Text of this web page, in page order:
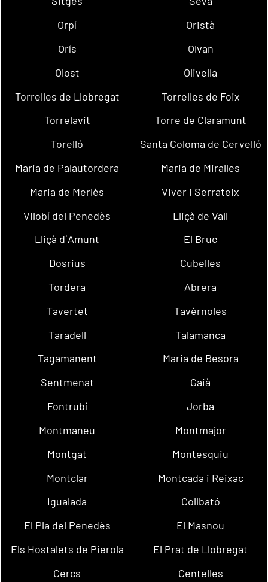
Orpí
Oristà
Orís
Olvan
Olost
Olivella
Torrelles de Llobregat
Torrelles de Foix
Torrelavit
Torre de Claramunt
Torelló
Santa Coloma de Cervelló
Maria de Palautordera
Maria de Miralles
Maria de Merlès
Viver i Serrateix
Vilobí del Penedès
Lliçà de Vall
Lliçà d´Amunt
El Bruc
Dosrius
Cubelles
Tordera
Abrera
Tavertet
Tavèrnoles
Taradell
Talamanca
Tagamanent
Maria de Besora
Sentmenat
Gaià
Fontrubí
Jorba
Montmaneu
Montmajor
Montgat
Montesquiu
Montclar
Montcada i Reixac
Igualada
Collbató
El Pla del Penedès
El Masnou
Els Hostalets de Pierola
El Prat de Llobregat
Cercs
Centelles